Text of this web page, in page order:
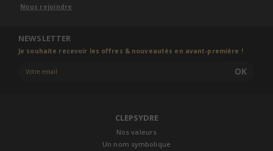
Nous rejoindre
NEWSLETTER
Je souhaite recevoir les offres & nouveautés en avant-première !
OK
CLEPSYDRE
Nos valeurs
Un nom symbolique